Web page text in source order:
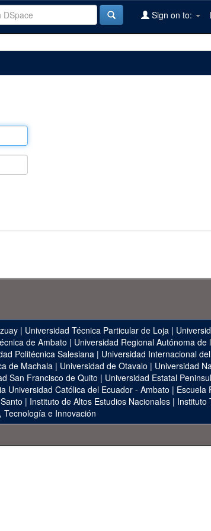
Sign on to:
| Universidad Técnica Particular de Loja |
de Ambato | Universidad Regional Autónoma de
Politécnica Salesiana| Universidad Internacional
de Machala | Universidad de Otavalo | Universidad
San Francisco de Quito | Universidad Estatal
Universidad Católica del Ecuador - Ambato | Escuela
| Instituto de Altos Estudios Nacionales | Instituto
Tecnología e Innovación